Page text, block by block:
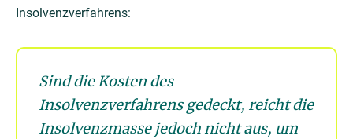
Insolvenzverfahrens:
Sind die Kosten des
Insolvenzverfahrens gedeckt, reicht die
Insolvenzmasse jedoch nicht aus, um